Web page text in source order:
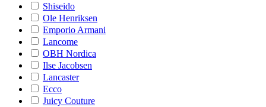
Shiseido
Ole Henriksen
Emporio Armani
Lancome
OBH Nordica
Ilse Jacobsen
Lancaster
Ecco
Juicy Couture